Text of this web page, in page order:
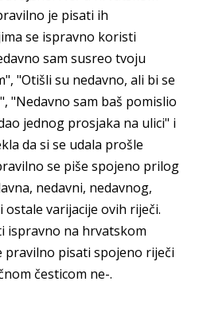
je pisati ih
se ispravno koristi
sam susreo tvoju
"Otišli su nedavno, ali bi se
"Nedavno sam baš pomislio
jednog prosjaka na ulici" i
da si se udala prošle
se piše spojeno prilog
nedavni, nedavnog,
ostale varijacije ovih riječi.
ispravno na hrvatskom
pravilno pisati spojeno riječi
česticom ne-.